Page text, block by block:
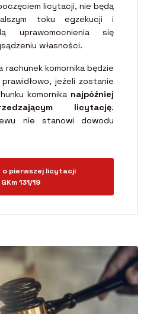
licytacji, nie będą
toku egzekucji i
uprawomocnienia się
własności.
rachunek komornika będzie
jeżeli zostanie
komornika najpóźniej
licytację.
nie stanowi dowodu
o pierwszej licytacji
131/19